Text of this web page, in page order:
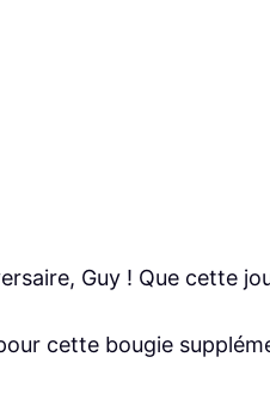
Guy ! Que cette
cette bougie